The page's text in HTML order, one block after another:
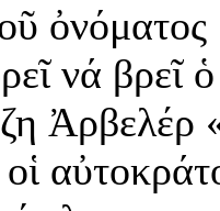
ὀνόματος
νά βρεῖ
Ἀρβελέρ